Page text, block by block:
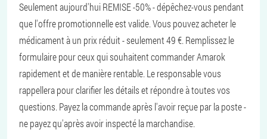
Seulement aujourd'hui REMISE -50% - dépêchez-vous pendant
que l'offre promotionnelle est valide. Vous pouvez acheter le
médicament à un prix réduit - seulement 49 €. Remplissez le
formulaire pour ceux qui souhaitent commander Amarok
rapidement et de manière rentable. Le responsable vous
rappellera pour clarifier les détails et répondre à toutes vos
questions. Payez la commande après l'avoir reçue par la poste -
ne payez qu'après avoir inspecté la marchandise.